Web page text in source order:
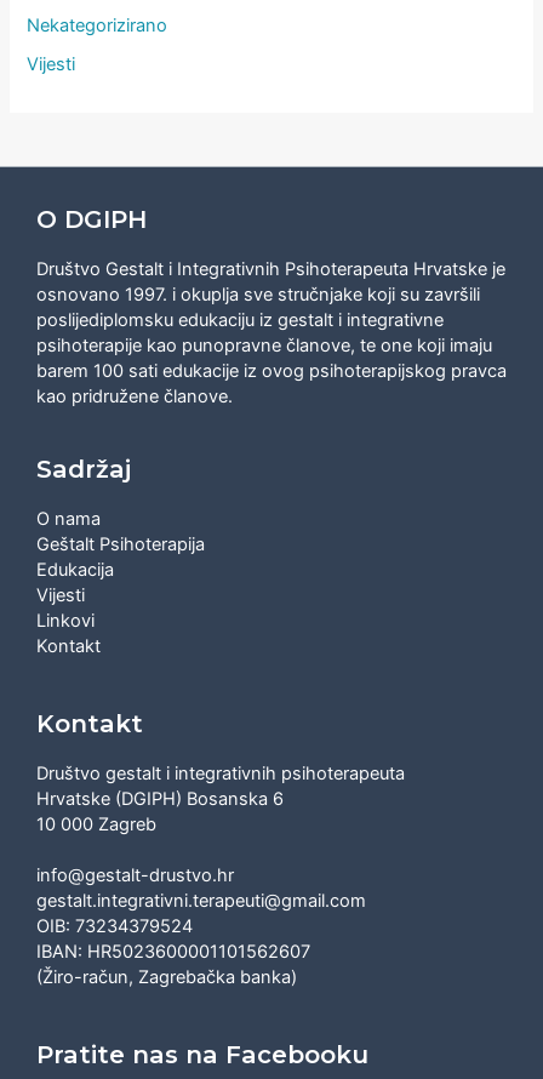
Nekategorizirano
Vijesti
O DGIPH
Društvo Gestalt i Integrativnih Psihoterapeuta Hrvatske je
osnovano 1997. i okuplja sve stručnjake koji su završili
poslijediplomsku edukaciju iz gestalt i integrativne
psihoterapije kao punopravne članove, te one koji imaju
barem 100 sati edukacije iz ovog psihoterapijskog pravca
kao pridružene članove.
Sadržaj
O nama
Geštalt Psihoterapija
Edukacija
Vijesti
Linkovi
Kontakt
Kontakt
Društvo gestalt i integrativnih psihoterapeuta
Hrvatske (DGIPH) Bosanska 6
10 000 Zagreb
info@gestalt-drustvo.hr
gestalt.integrativni.terapeuti@gmail.com
OIB: 73234379524
IBAN: HR5023600001101562607
(Žiro-račun, Zagrebačka banka)
Pratite nas na Facebooku